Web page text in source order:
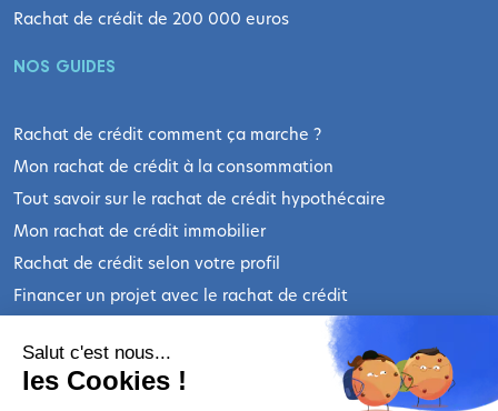
Rachat de crédit de 200 000 euros
NOS GUIDES
Rachat de crédit comment ça marche ?
Mon rachat de crédit à la consommation
Tout savoir sur le rachat de crédit hypothécaire
Mon rachat de crédit immobilier
Rachat de crédit selon votre profil
Financer un projet avec le rachat de crédit
INFORMATIONS LÉGALES
Salut c'est nous...
les Cookies !